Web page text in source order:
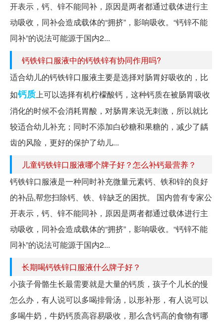
开表示，钙、锌不能同补，原因是两者都通过载体进行主
动吸收，同补会造成载体的“拥挤”，影响吸收。“钙锌不能
同补”的说法可能源于国内2...
钙铁锌口服液中的钙铁锌有协同作用吗?
适合幼儿的钙铁锌口服液主要是选择对肠胃好吸收的，比
如钙质上可以选择有机柠檬酸钙，这种钙质在被肠胃吸收
消化的时候不会消耗胃酸，对肠胃来说无刺激，所以就比
较适合幼儿补充；同时不添加白砂糖和果糖的，减少了龋
齿的风险，更好的保护了幼儿...
儿童钙铁锌口服液哪个牌子好？怎么补钙最营养？
钙铁锌口服液是一种同时补充微量元素钙、铁和锌的良好
的补品,帮您扫除钙、铁、锌缺乏的困扰。 国内曾有专家公
开表示，钙、锌不能同补，原因是两者都通过载体进行主
动吸收，同补会造成载体的“拥挤”，影响吸收。“钙锌不能
同补”的说法可能源于国内2...
长期喝钙铁锌口服液什么牌子好？
小孩子骨骼生长最需要就是大量的钙质，孩子个儿长的慢
怎么办，有人说可以多喝排骨汤，以形补形，有人说可以
多喝牛奶，牛奶钙质高容易吸收，那么含钙高的食物有哪